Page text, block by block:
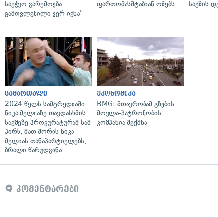
საეჭვო გარემოება
გამოვლენილი ვერ იქნა"
ფართომასშტაბიან ომებს
საქმის
სამართალი
2024 წელს სამტრედიაში
ნიკა მელიაზე თავდასხმის
საქმეზე პროკურატურამ სამ
პირს, მათ შორის ნიკა
მელიას თანაპარტიელებს,
ბრალი წარუდგინა
ეკონომიკა
BMG: მთავრობამ გზების
მოვლა-პატრონობის
კომპანია შექმნა
კომენტარები